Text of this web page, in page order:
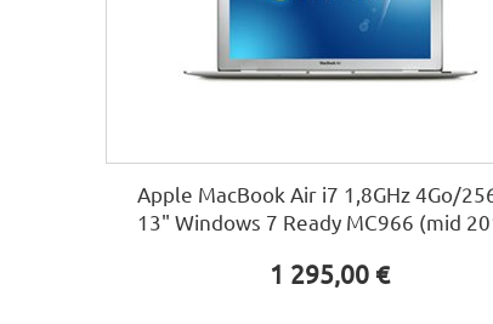
Apple MacBook Air i7 1,8GHz 4Go/
13" Windows 7 Ready MC966 (mid
1 295,00 €